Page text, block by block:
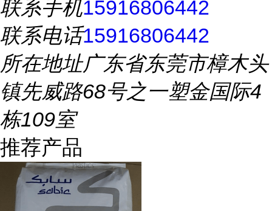
联系手机15916806442
联系电话15916806442
所在地址广东省东莞市樟木头
镇先威路68号之一塑金国际4
栋109室
推荐产品